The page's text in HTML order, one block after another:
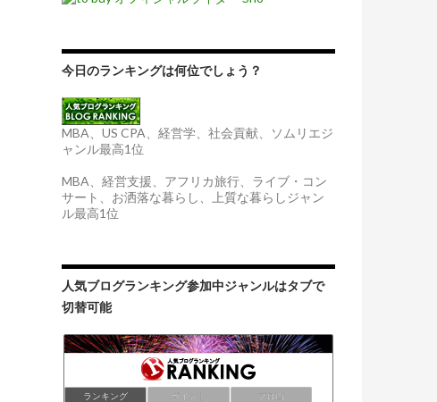
今日のランキングは何位でしょう？
MBA、US CPA、経営学、社会貢献、ソムリエジ
ャンル最高1位
MBA、経営支援、アフリカ旅行、ライブ・コン
サート、お洒落な暮らし、上質な暮らしジャン
ル最高1位
人気ブログランキング参加中ジャンルはタブで
切替可能
ランキング ポイント ブロ画